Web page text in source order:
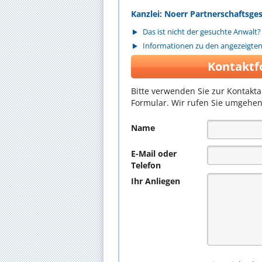
Kanzlei: Noerr
Das ist nicht der gesuchte Anwalt?
Informationen zu den
Bitte verwenden Sie zur
Formular. Wir rufen Sie
Name
E-Mail oder
Telefon
Ihr Anliegen